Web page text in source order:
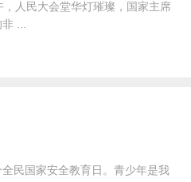
人民大会堂华灯璀璨，国家主席
...
民国家安全教育日。青少年是我